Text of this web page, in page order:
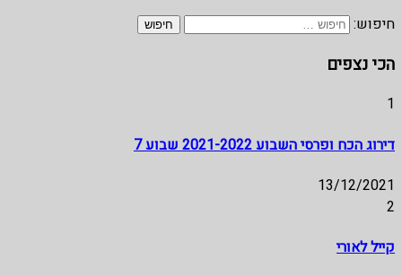
חיפוש:
הכי נצפים
1
דירוג הכח ופרסי השבוע 2021-2022 שבוע 7
13/12/2021
2
קייל לאורי